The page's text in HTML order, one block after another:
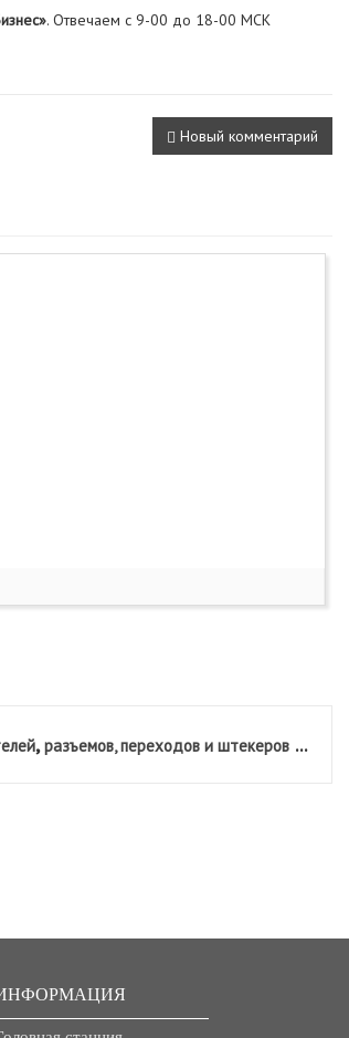
. Отвечаем с 9-00 до 18-00 МСК
Новый комментарий
,разъемов, переходов и штекеров ...